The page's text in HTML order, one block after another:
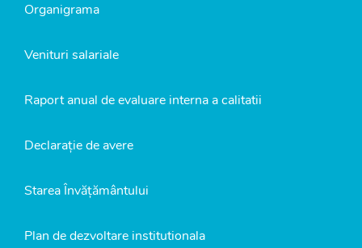
Organigrama
Venituri salariale
Raport anual de evaluare interna a calitatii
Declarație de avere
Starea Învățământului
Plan de dezvoltare institutionala